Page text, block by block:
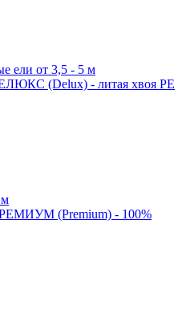
ели от 3,5 - 5 м
(Delux) - литая хвоя РЕ
м
(Premium) - 100%